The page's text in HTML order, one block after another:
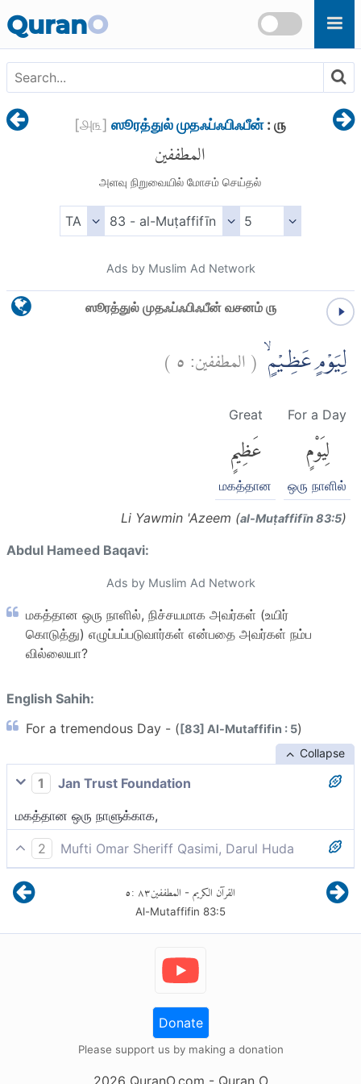
QuranO
[௮௩] ஸூரத்துல் முதஃப்ஃபிஃபீன்: ௫
المطففين
அளவு நிறுவையில் மோசம் செய்தல்
Ads by Muslim Ad Network
ஸூரத்துல் முதஃப்ஃபிஃபீன் வசனம் ௫
لِيَوْمٍ عَظِيْمٍۙ (المطففين:٥)
For a Day
لِيَوْمٍ
ஒரு நாளில்
Great
عَظِيمٍ
மகத்தான
Li Yawmin 'Azeem (al-Muṭaffifīn 83:5)
Abdul Hameed Baqavi:
Ads by Muslim Ad Network
மகத்தான ஒரு நாளில், நிச்சயமாக அவர்கள் (உயிர்
கொடுத்து) எழுப்பப்படுவார்கள் என்பதை அவர்கள் நம்ப
வில்லையா?
English Sahih:
For a tremendous Day - ([83] Al-Mutaffifin : 5)
Collapse
1
Jan Trust Foundation
மகத்தான ஒரு நாளுக்காக,
2
Mufti Omar Sheriff Qasimi, Darul Huda
மகத்தான ஒரு நாளில், (எழுப்பப்படுவதை அவர்கள்
நம்பவில்லையா?)
القرآن الكريم - المطففين٨٣:٥
Al-Mutaffifin 83:5
Donate
Please support us by making a donation